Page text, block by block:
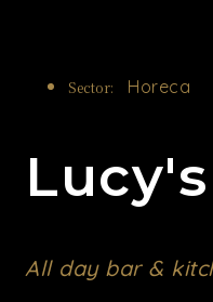
Sector: Horeca
All day bar &